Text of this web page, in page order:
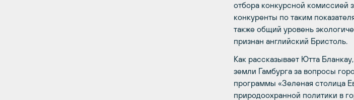
отбора конкурсной комиссией
конкуренты по таким
также общий уровень
признан английский Бристоль.
Как рассказывает Ютта
земли Гамбурга за вопросы
программы «Зеленая столица
природоохранной политики в